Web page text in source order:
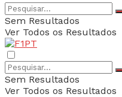
Sem Resultados
Ver Todos os Resultados
Sem Resultados
Ver Todos os Resultados